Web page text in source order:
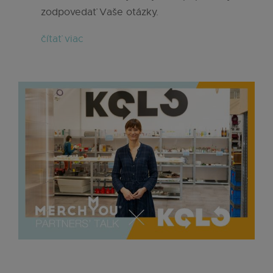
zodpovedať Vaše otázky.
čítať viac